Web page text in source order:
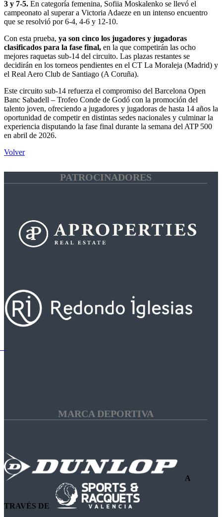
3 y 7-5. En categoría femenina, Sofiia Moskalenko se llevó el
campeonato al superar a Victoria Adaeze en un intenso encuentro
que se resolvió por 6-4, 4-6 y 12-10.
Con esta prueba, ya son cinco los jugadores y jugadoras
clasificados para la fase final, en la que competirán las ocho
mejores raquetas sub-14 del circuito. Las plazas restantes se
decidirán en los torneos pendientes en el CT La Moraleja (Madrid) y
el Real Aero Club de Santiago (A Coruña).
Este circuito sub-14 refuerza el compromiso del Barcelona Open
Banc Sabadell – Trofeo Conde de Godó con la promoción del
talento joven, ofreciendo a jugadores y jugadoras de hasta 14 años la
oportunidad de competir en distintas sedes nacionales y culminar la
experiencia disputando la fase final durante la semana del ATP 500
en abril de 2026.
Volver
PATROCINADORES
MARCA DEPORTIVA
A
TRAVÉS DE